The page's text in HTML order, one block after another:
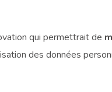
qui permettrait de
des données